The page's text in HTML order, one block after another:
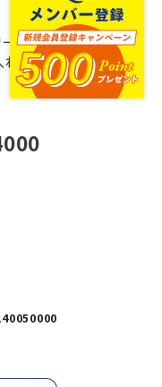
用パーツ
ハンド
れが容